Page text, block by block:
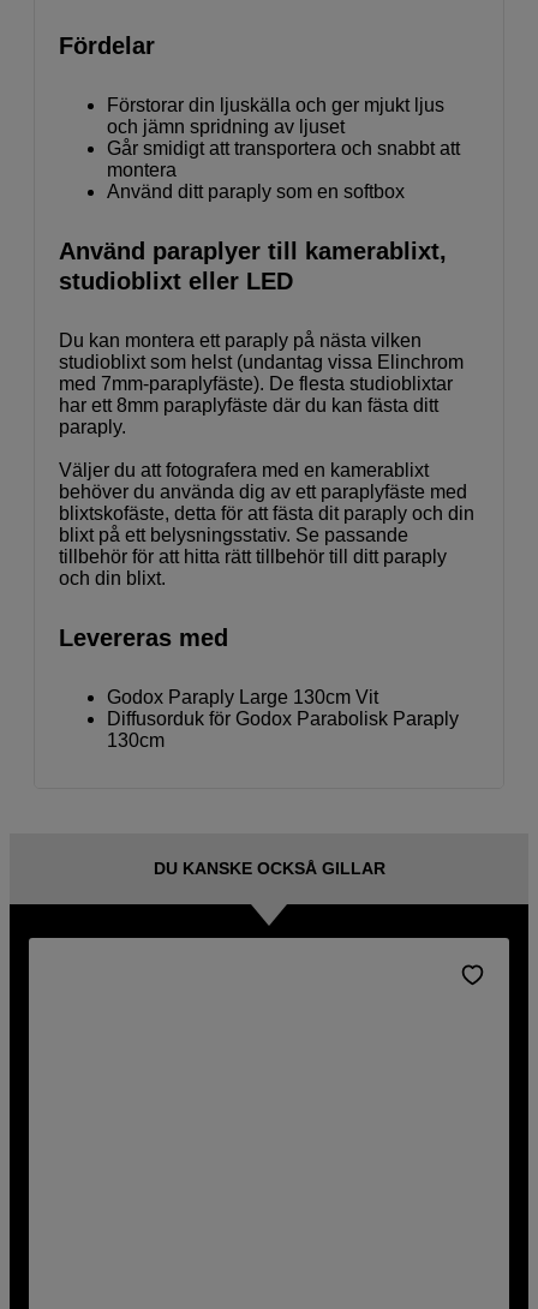
Fördelar
Förstorar din ljuskälla och ger mjukt ljus
och jämn spridning av ljuset
Går smidigt att transportera och snabbt att
montera
Använd ditt paraply som en softbox
Använd paraplyer till kamerablixt,
studioblixt eller LED
Du kan montera ett paraply på nästa vilken
studioblixt som helst (undantag vissa Elinchrom
med 7mm-paraplyfäste). De flesta studioblixtar
har ett 8mm paraplyfäste där du kan fästa ditt
paraply.
Väljer du att fotografera med en kamerablixt
behöver du använda dig av ett paraplyfäste med
blixtskofäste, detta för att fästa dit paraply och din
blixt på ett belysningsstativ. Se passande
tillbehör för att hitta rätt tillbehör till ditt paraply
och din blixt.
Levereras med
Godox Paraply Large 130cm Vit
Diffusorduk för Godox Parabolisk Paraply
130cm
DU KANSKE OCKSÅ GILLAR